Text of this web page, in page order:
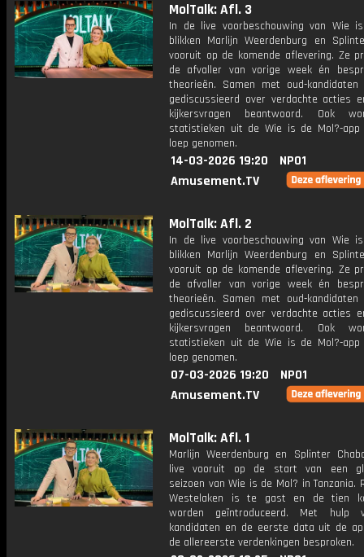
MolTalk: Afl. 3
In de live voorbeschouwing van Wie
blikken Marlijn Weerdenburg en
vooruit op de komende aflevering. Ze
de afvaller van vorige week én
theorieën. Samen met oud-
gediscussieerd over verdachte acties
kijkersvragen beantwoord. Ook
statistieken uit de Wie is de Mol?-app
loep genomen.
14-03-2026 19:20
NPO1
Amusement.TV
MolTalk: Afl. 2
In de live voorbeschouwing van Wie
blikken Marlijn Weerdenburg en
vooruit op de komende aflevering. Ze
de afvaller van vorige week én
theorieën. Samen met oud-
gediscussieerd over verdachte acties
kijkersvragen beantwoord. Ook
statistieken uit de Wie is de Mol?-app
loep genomen.
07-03-2026 19:20
NPO1
Amusement.TV
MolTalk: Afl. 1
Marlijn Weerdenburg en Splinter
live vooruit op de start van een
seizoen van Wie is de Mol? in Tanzania.
Westelaken is te gast en de tien
worden geïntroduceerd. Met hulp
kandidaten en de eerste data uit de
de allereerste verdenkingen besproken.